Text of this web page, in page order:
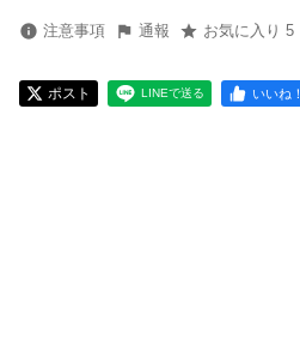
注意事項 通報 お気に入り 5
ポスト LINEで送る いいね！